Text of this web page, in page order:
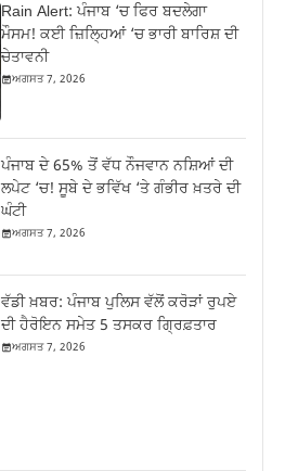
Rain Alert: ਪੰਜਾਬ ‘ਚ ਫਿਰ ਬਦਲੇਗਾ
ਮੌਸਮ! ਕਈ ਜ਼ਿਲ੍ਹਿਆਂ ‘ਚ ਭਾਰੀ ਬਾਰਿਸ਼ ਦੀ
ਚੇਤਾਵਨੀ
ਅਗਸਤ 7, 2026
ਪੰਜਾਬ ਦੇ 65% ਤੋਂ ਵੱਧ ਨੌਜਵਾਨ ਨਸ਼ਿਆਂ ਦੀ
ਲਪੇਟ ‘ਚ! ਸੂਬੇ ਦੇ ਭਵਿੱਖ ‘ਤੇ ਗੰਭੀਰ ਖ਼ਤਰੇ ਦੀ
ਘੰਟੀ
ਅਗਸਤ 7, 2026
ਵੱਡੀ ਖ਼ਬਰ: ਪੰਜਾਬ ਪੁਲਿਸ ਵੱਲੋਂ ਕਰੋੜਾਂ ਰੁਪਏ
ਦੀ ਹੈਰੋਇਨ ਸਮੇਤ 5 ਤਸਕਰ ਗ੍ਰਿਫ਼ਤਾਰ
ਅਗਸਤ 7, 2026